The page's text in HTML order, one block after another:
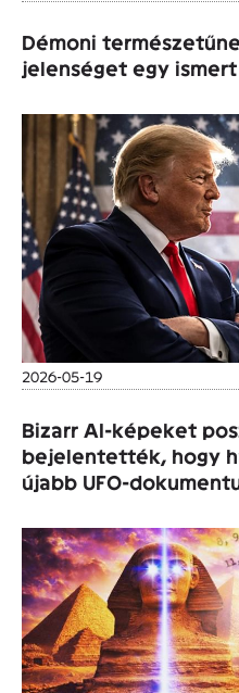
Démoni
jelenséget egy
2026-05-19
Bizarr AI-képeket
bejelentették, hogy
újabb UFO-